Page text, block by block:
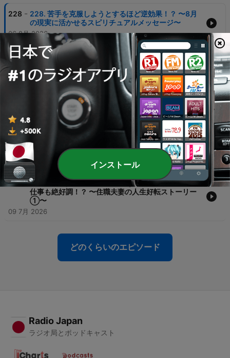
Facebook: https://www.facebook.com/m.success.labo
Web: https://lapfarie.com/
曲名：口笛を吹いてゆこう
作曲：角田 響子
228 - 228. 苦手を克服しようとするほど逆効果！？ 〜8月
の現実に活かせるスピリチュアルメッセージ〜
06 8月 2026
227 - 227. たった1分の小さな習慣 〜自分でも気づかない本
30 7月 2026
226. 喧嘩していた二人が ○○したら最強パートナー
へ！？ 〜住職夫妻の人生好転ストーリー③〜
23 7月 2026
225 - 225. 全国ネット出演＆相談者10倍！？ 住職に、一体
何が起きたのか 〜住職夫妻の人生好転ストーリー
②〜
16 7月 2026
224 - 224. 夫婦そろってイライラ… なのに今では、家庭も
仕事も絶好調！？ 〜住職夫妻の人生好転ストーリー
①〜
09 7月 2026
どのくらいのエピソード
Radio Japan
ラジオ局とポッドキャスト
インストール